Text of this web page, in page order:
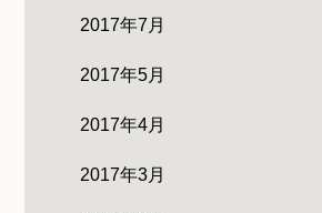
2017年7月
2017年5月
2017年4月
2017年3月